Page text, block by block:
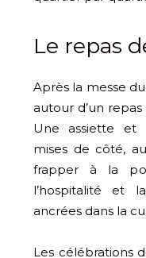
Le repas
Après la messe
autour d’un
Une assiette et
mises de côté,
frapper à la
l’hospitalité et
ancrées dans la
Les célébrations